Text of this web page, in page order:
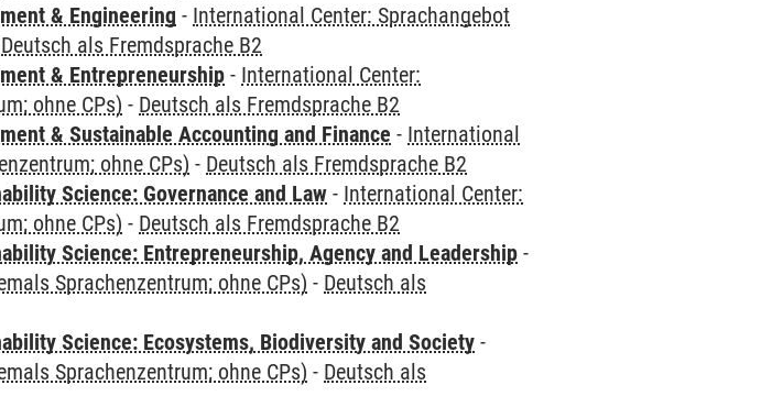
& Engineering - International Center: Sprachangebot
Deutsch als Fremdsprache B2
& Entrepreneurship - International Center:
ohne CPs) - Deutsch als Fremdsprache B2
& Sustainable Accounting and Finance - International
ohne CPs) - Deutsch als Fremdsprache B2
Science: Governance and Law - International Center:
ohne CPs) - Deutsch als Fremdsprache B2
Science: Entrepreneurship, Agency and Leadership -
Sprachenzentrum; ohne CPs) - Deutsch als
Science: Ecosystems, Biodiversity and Society -
Sprachenzentrum; ohne CPs) - Deutsch als